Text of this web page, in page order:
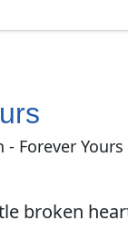
Forever Yours
broken